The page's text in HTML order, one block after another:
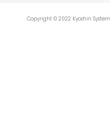
Copyright © 2022 Kyoshin